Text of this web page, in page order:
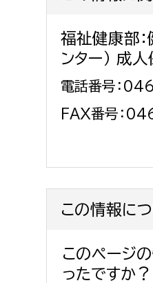
福祉健康部：
ンター） 成
電話番号：
FAX番号：
この情報に
このページ
ったですか？